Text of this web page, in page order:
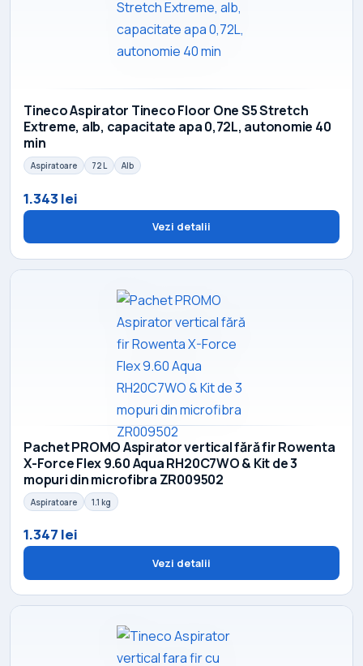
Tineco Aspirator Tineco Floor One S5 Stretch
Extreme, alb, capacitate apa 0,72L, autonomie 40
min
Aspiratoare 72 L Alb
1.343 lei
Vezi detalii
Pachet PROMO Aspirator vertical fără fir Rowenta
X-Force Flex 9.60 Aqua RH20C7WO & Kit de 3
mopuri din microfibra ZR009502
Aspiratoare 1.1 kg
1.347 lei
Vezi detalii